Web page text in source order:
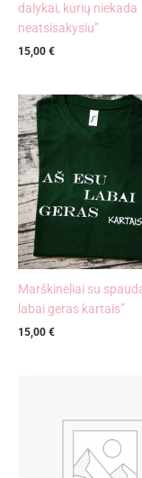
dalykai, kurių niekada
neatsisakysiu”
15,00 €
Marškinėliai su
labai geras kartais”
15,00 €